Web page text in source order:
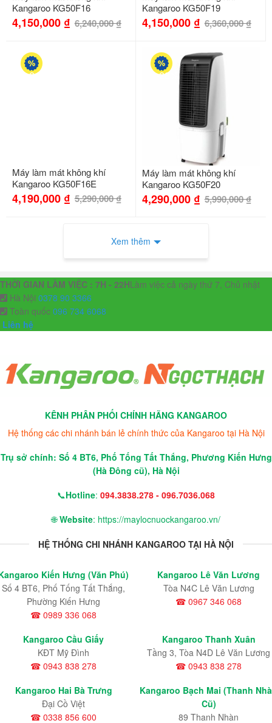
Kangaroo KG50F16
4,150,000 ₫ 6,240,000₫
Kangaroo KG50F19
4,150,000 ₫ 6,360,000₫
-21%
Máy làm mát không khí
Kangaroo KG50F16E
4,190,000 ₫ 5,290,000₫
-28%
Máy làm mát không khí
Kangaroo KG50F20
4,290,000 ₫ 5,990,000₫
Xem thêm
THỜI GIAN LÀM VIỆC : 7H - 22HLàm việc cả ngày thứ 7, Chủ nhật
Hà Nội 0378 90 3366
Toàn quốc 096 734 6068
Liên hệ
KÊNH PHÂN PHỐI CHÍNH HÃNG KANGAROO
Hệ thống các chi nhánh bán lẻ chính thức của Kangaroo tại Hà Nội
Trụ sở chính: Số 4 BT6, Phố Tống Tất Thắng, Phương Kiến Hưng
(Hà Đông cũ), Hà Nội
📞Hotline: 094.3838.278 - 096.7036.068
🌐Website: https://maylocnuockangaroo.vn/
HỆ THỐNG CHI NHÁNH KANGAROO TẠI HÀ NỘI
Kiến Hưng (Văn Phú)
Số 4 BT6, Phố Tống Tất Thắng,
Phường Kiến Hưng
☎ 0989 336 068
Kangaroo Lê Văn Lương
Tòa N4C Lê Văn Lương
☎ 0967 346 068
Kangaroo Cầu Giấy
KĐT Mỹ Đình
☎ 0943 838 278
Kangaroo Thanh Xuân
Tầng 3, Tòa N4D Lê Văn Lương
☎ 0943 838 278
Kangaroo Hai Bà Trưng
Đại Cồ Việt
☎ 0338 856 600
Kangaroo Bạch Mai (Thanh
Cũ)
89 Thanh Nhàn